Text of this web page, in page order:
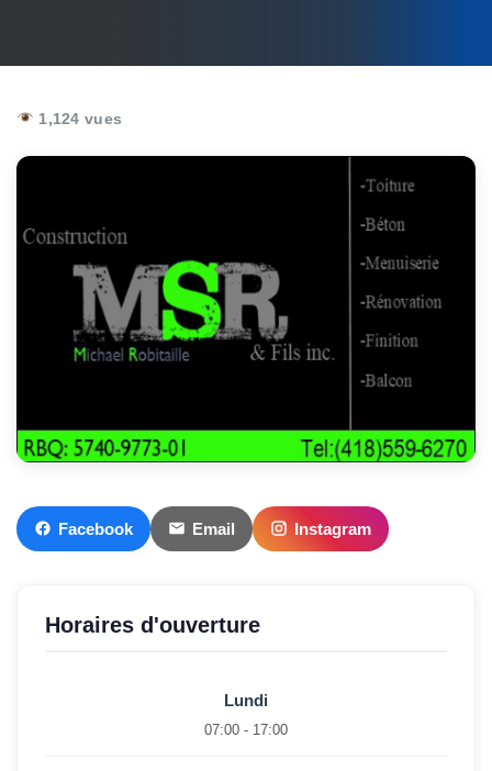
1,124 vues
Facebook Email Instagram
Horaires d'ouverture
Lundi
07:00 - 17:00